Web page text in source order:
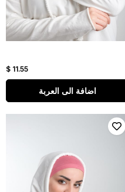
$ 11.55
اضافة الى العربة